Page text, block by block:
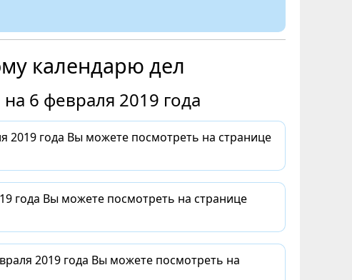
календарю дел
6 февраля 2019 года
года Вы можете посмотреть на странице
года Вы можете посмотреть на странице
2019 года Вы можете посмотреть на